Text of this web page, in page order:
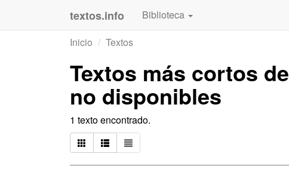
textos.info Biblioteca
Inicio
Textos
Textos más cortos de
no disponibles
1 texto encontrado.